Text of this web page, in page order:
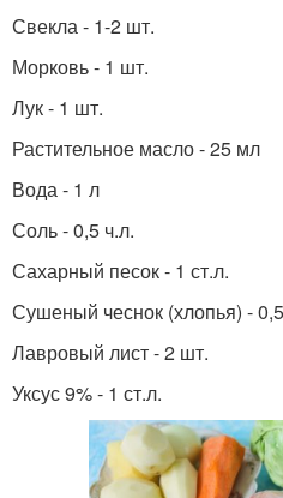
Свекла - 1-2 шт.
Морковь - 1 шт.
Лук - 1 шт.
Растительное масло - 25 мл
Вода - 1 л
Соль - 0,5 ч.л.
Сахарный песок - 1 ст.л.
Сушеный чеснок (хлопья) -
Лавровый лист - 2 шт.
Уксус 9% - 1 ст.л.